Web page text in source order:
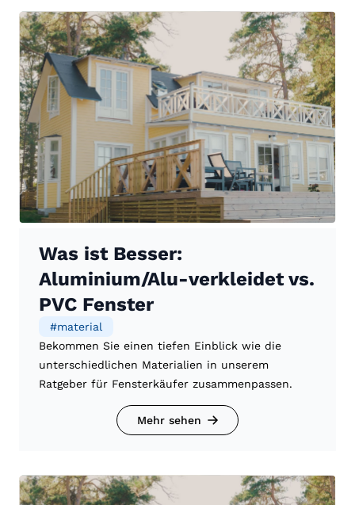
Was ist Besser:
Aluminium/Alu-verkleidet vs.
PVC Fenster
#material
Bekommen Sie einen tiefen Einblick wie die
unterschiedlichen Materialien in unserem
Ratgeber für Fensterkäufer zusammenpassen.
Mehr sehen